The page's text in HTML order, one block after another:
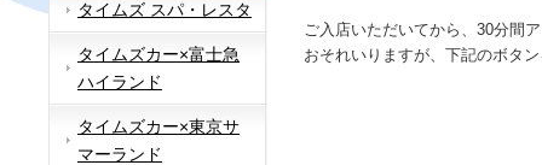
タイムズ スパ・レスタ
タイムズカー×富士急
ハイランド
タイムズカー×東京サ
マーランド
ご入店いただいてから、30分間
おそれいりますが、下記のボタ